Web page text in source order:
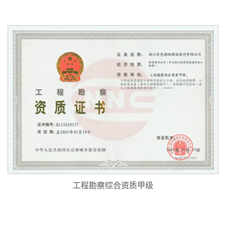
工程勘察综合资质甲级